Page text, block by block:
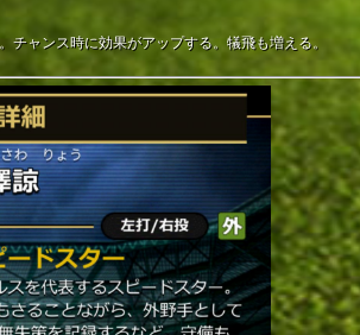
。チャンス時に効果がアップする。犠飛も増える。